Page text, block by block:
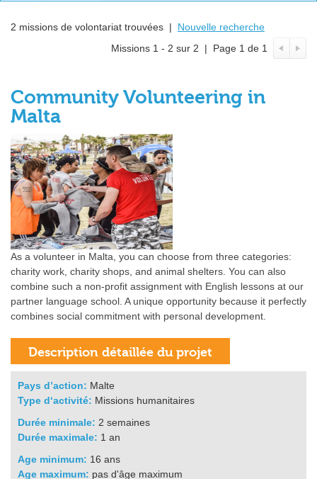
2 missions de volontariat trouvées | Nouvelle recherche
Missions 1 - 2 sur 2 | Page 1 de 1
Community Volunteering in
Malta
As a volunteer in Malta, you can choose from three categories:
charity work, charity shops, and animal shelters. You can also
combine such a non-profit assignment with English lessons at our
partner language school. A unique opportunity because it perfectly
combines social commitment with personal development.
Pays d’action: Malte
Type d‘activité: Missions humanitaires
Durée minimale: 2 semaines
Durée maximale: 1 an
Age minimum: 16 ans
Age maximum: pas d'âge maximum